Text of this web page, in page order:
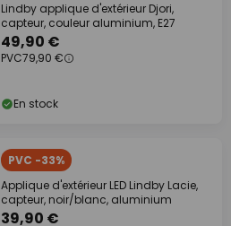
Lindby applique d'extérieur Djori,
capteur, couleur aluminium, E27
49,90 €
PVC79,90 €
En stock
PVC -33%
Applique d'extérieur LED Lindby Lacie,
capteur, noir/blanc, aluminium
39,90 €